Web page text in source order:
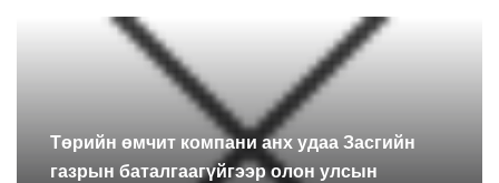
Төрийн өмчит компани анх удаа Засгийн
газрын баталгаагүйгээр олон улсын